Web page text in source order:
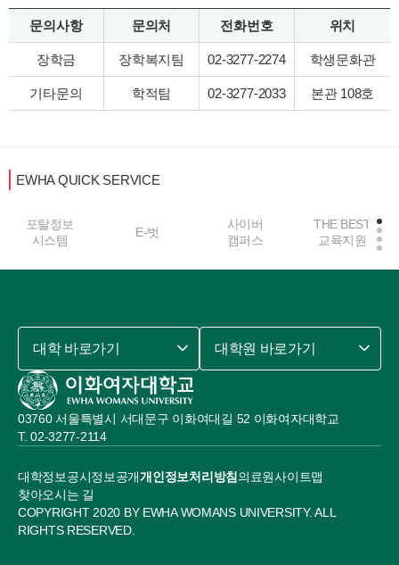
문의사항 문의처 전화번호 위치
장학금 장학복지팀 02-3277-2274 학생문화관
기타문의 학적팀 02-3277-2033 본관 108호
EWHA QUICK SERVICE
포탈정보
시스템
E-벗
사이버
캠퍼스
THE BEST
교육지원
대학정보공시정보공개개인정보처리방침의료원사이트맵
찾아오시는 길
03760 서울특별시 서대문구 이화여대길 52 이화여자대학교
02-3277-2114
대학 바로가기 대학원 바로가기
COPYRIGHT 2020 BY EWHA WOMANS UNIVERSITY. ALL
RIGHTS RESERVED.